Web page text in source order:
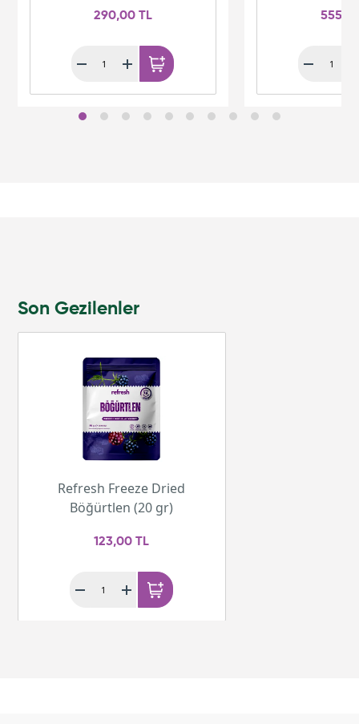
290,00 TL
Son Gezilenler
Refresh Freeze Dried
Böğürtlen (20 gr)
123,00 TL